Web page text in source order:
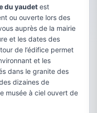
du yaudet est
ou ouverte lors des
auprès de la mairie
et les dates des
de l’édifice permet
et les
dans le granite des
dizaines de
musée à ciel ouvert de